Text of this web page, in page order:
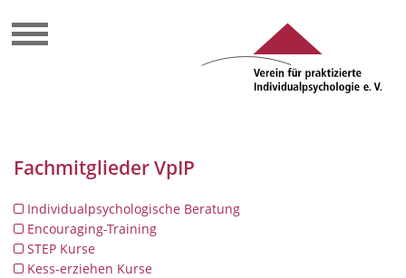
Fachmitglieder VpIP
Individualpsychologische Beratung
Encouraging-Training
STEP Kurse
Kess-erziehen Kurse